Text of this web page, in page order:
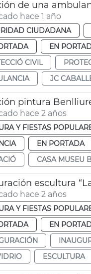
de una
hace 1 año
CIUDADANA
EN
CIVIL
JC
pintura
hace 2 años
Y FIESTAS
EN PORTADA
CASA MUSEU
escultura
hace 2 años
Y FIESTAS
EN
ESCULTURA